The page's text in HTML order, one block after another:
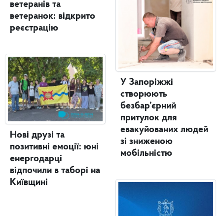
ветеранів та
ветеранок: відкрито
реєстрацію
Нові друзі та
позитивні емоції: юні
енергодарці
відпочили в таборі на
Київщині
У Запоріжжі
створюють
безбар’єрний
притулок для
евакуйованих людей
зі зниженою
мобільністю